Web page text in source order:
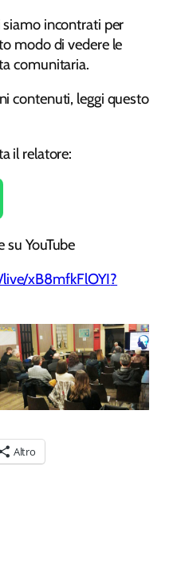
incontrati per
modo di vedere le
comunitaria.
contenuti, leggi questo
il relatore:
su YouTube
xB8mfkFlOYI?
Altro